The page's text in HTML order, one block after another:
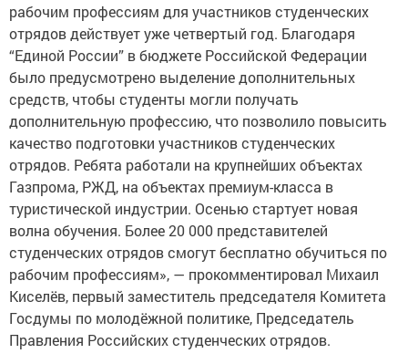
рабочим профессиям для участников студенческих
отрядов действует уже четвертый год. Благодаря
“Единой России” в бюджете Российской Федерации
было предусмотрено выделение дополнительных
средств, чтобы студенты могли получать
дополнительную профессию, что позволило повысить
качество подготовки участников студенческих
отрядов. Ребята работали на крупнейших объектах
Газпрома, РЖД, на объектах премиум-класса в
туристической индустрии. Осенью стартует новая
волна обучения. Более 20 000 представителей
студенческих отрядов смогут бесплатно обучиться по
рабочим профессиям», — прокомментировал Михаил
Киселёв, первый заместитель председателя Комитета
Госдумы по молодёжной политике, Председатель
Правления Российских студенческих отрядов.